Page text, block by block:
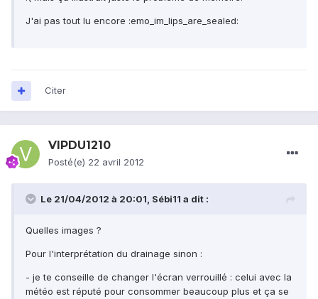
J'ai pas tout lu encore :emo_im_lips_are_sealed:
Citer
VIPDU1210
Posté(e) 22 avril 2012
Le 21/04/2012 à 20:01, Sébi11 a dit :
Quelles images ?
Pour l'interprétation du drainage sinon :
- je te conseille de changer l'écran verrouillé : celui avec la
météo est réputé pour consommer beaucoup plus et ça se